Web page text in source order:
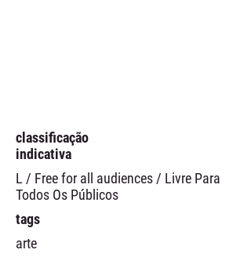
classificação
indicativa
L / Free for all audiences / Livre Para
Todos Os Públicos
tags
arte